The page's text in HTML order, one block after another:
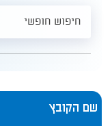
שם הקובץ